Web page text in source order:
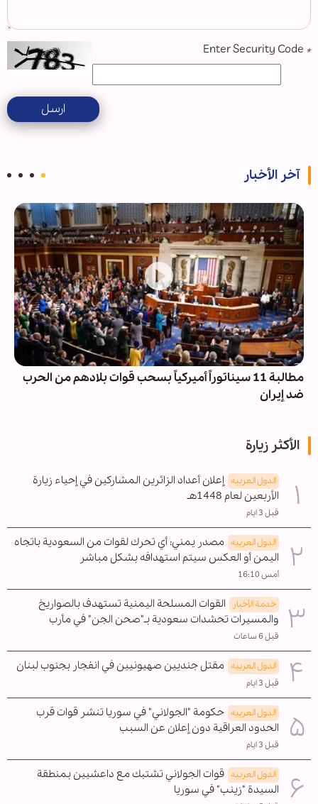
*
ارسل
آخر الأخبار
مطالبة 11 سيناتوراً أميركياً بسحب قوات بلادهم من الحرب
ضد إيران
الأكثر زيارة
الدول العربیه إعلان أعداد الزائرين المشاركين في إحياء زيارة
الأربعين لعام 1448هـ
قبل 3 ايام
الدول العربیه مصدر يمني: أي تحرك لقوات من السعودية باتجاه
اليمن أو العكس سيتم استهدافه بشكل مباشر
أمس 16:10
خدمة الأخبار
القوات المسلحة اليمنية تستهدف بالصواريخ
والمسيرات تحشدات سعودية بـ"صحن الجن" في مأرب
قبل 6 ساعات
الدول العربیه مقتل جنديين صهيونيين في انفجار بجنوب لبنان
قبل 3 ايام
الدول العربیه حكومة "الجولاني" في سوريا تنشر قوات قرب
الحدود العراقية دون إعلان عن السبب
قبل 3 ايام
الدول العربیه قوات الجولاني تشتبك مع داعشيين بمنطقة
السيدة "زينب" في سوريا